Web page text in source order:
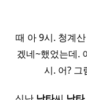
때 아 9시. 청계
겠네~했었는데.
시. 어? 그